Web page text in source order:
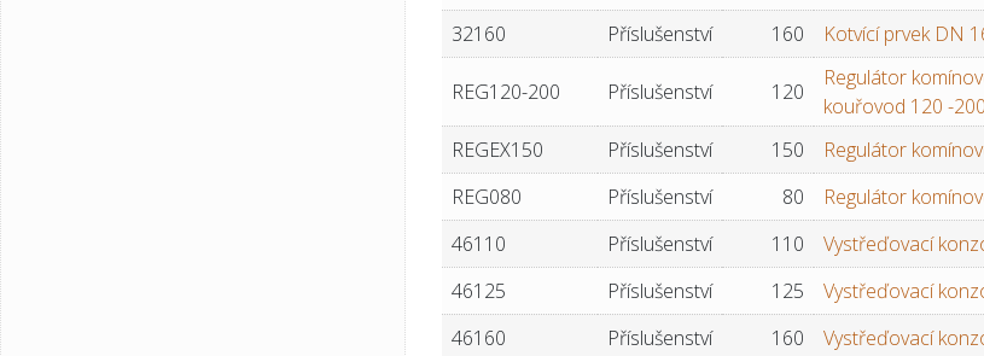
32160
Příslušenství 160 Kotvící prvek DN
REG120-200 Příslušenství 120
Regulátor
kouřovod 120 -
REGEX150 Příslušenství 150 Regulátor
REG080
Příslušenství 80 Regulátor
46110
Příslušenství 110 Vystřeďovací
46125
Příslušenství 125 Vystřeďovací
46160
Příslušenství 160 Vystřeďovací